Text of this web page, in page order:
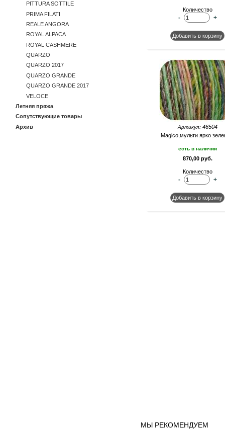
PITTURA SOTTILE
PRIMA FILATI
REALE ANGORA
ROYAL ALPACA
ROYAL CASHMERE
QUARZO
QUARZO 2017
QUARZO GRANDE
QUARZO GRANDE 2017
VELOCE
Летняя пряжа
Сопутствующие товары
Архив
Количество
- +
Артикул: 46504
Magico,мульти ярко
есть в наличии
870,00 руб.
Количество
- +
МЫ РЕКОМЕНДУЕМ